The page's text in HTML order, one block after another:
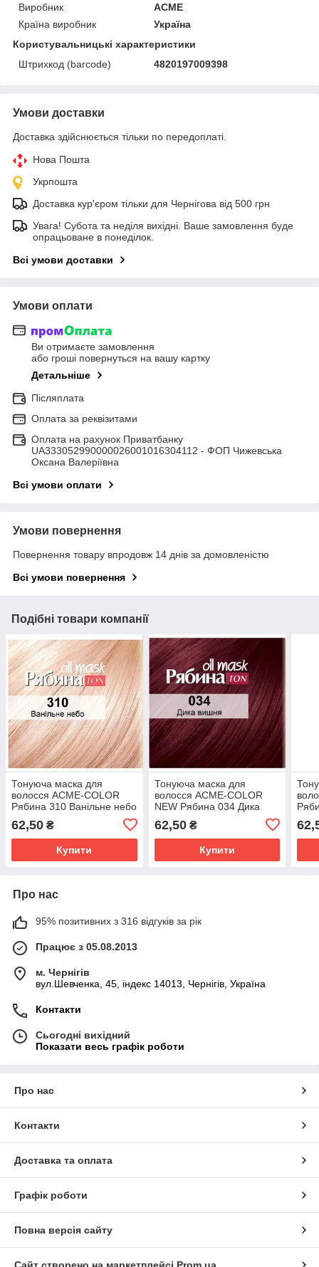
Виробник
ACME
Країна виробник
Україна
Користувальницькі характеристики
Штрихкод (barcode)
4820197009398
Умови доставки
Доставка здійснюється тільки по передоплаті.
Нова Пошта
Укрпошта
Доставка кур'єром тільки для Чернігова від 500 грн
Увага! Субота та неділя вихідні. Ваше замовлення буде
опрацьоване в понеділок.
Всі умови доставки
Умови оплати
Ви отримаєте замовлення
або гроші повернуться на вашу картку
Детальніше
Післяплата
Оплата за реквізитами
Оплата на рахунок Приватбанку
UA333052990000026001016304112 - ФОП Чижевська
Оксана Валеріївна
Всі умови оплати
Умови повернення
Повернення товару впродовж 14 днів за домовленістю
Всі умови повернення
Подібні товари компанії
Тонуюча маска для
волосся АСME-COLOR
Рябина 310 Ванільне небо
62,50 ₴
Купити
Тонуюча маска для
волосся АСME-COLOR
NEW Рябина 034 Дика
вишня (4820197009411)
62,50₴
Купити
Про нас
95% позитивних з 316 відгуків за рік
Працює з 05.08.2013
м. Чернігів
вул.Шевченка, 45, індекс 14013, Чернігів, Україна
Контакти
Сьогодні вихідний
Показати весь графік роботи
Про нас
Контакти
Доставка та оплата
Графік роботи
Повна версія сайту